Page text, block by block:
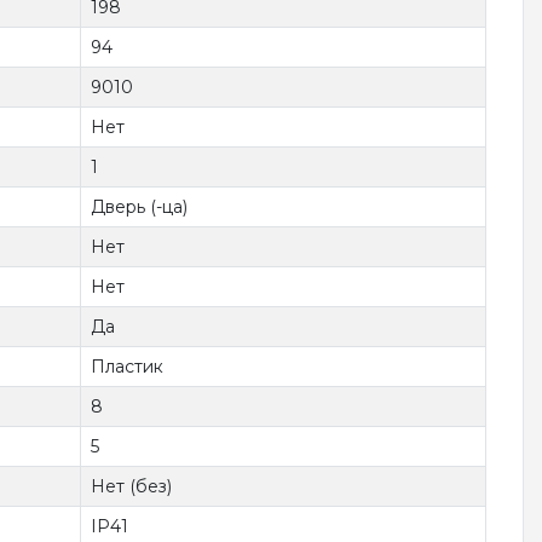
198
94
9010
Нет
1
Дверь (-ца)
Нет
Нет
Да
Пластик
8
5
Нет (без)
IP41